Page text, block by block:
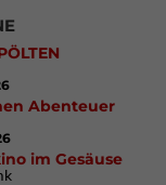
Abenteuer
im Gesäuse